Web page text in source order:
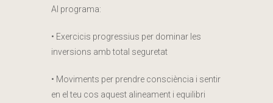
Al programa:
• Exercicis progressius per dominar les
inversions amb total seguretat
• Moviments per prendre consciència i sentir
en el teu cos aquest alineament i equilibri